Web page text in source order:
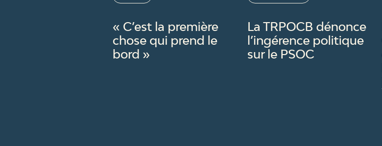
« C’est la première
chose qui prend le
bord »
La TRPOCB dénonce
l’ingérence politique
sur le PSOC